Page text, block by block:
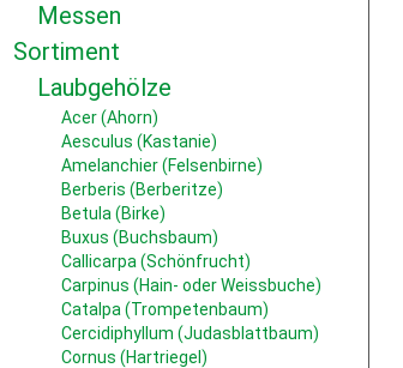
Messen
Sortiment
Laubgehölze
Acer (Ahorn)
Aesculus (Kastanie)
Amelanchier (Felsenbirne)
Berberis (Berberitze)
Betula (Birke)
Buxus (Buchsbaum)
Callicarpa (Schönfrucht)
Carpinus (Hain- oder Weissbuche)
Catalpa (Trompetenbaum)
Cercidiphyllum (Judasblattbaum)
Cornus (Hartriegel)